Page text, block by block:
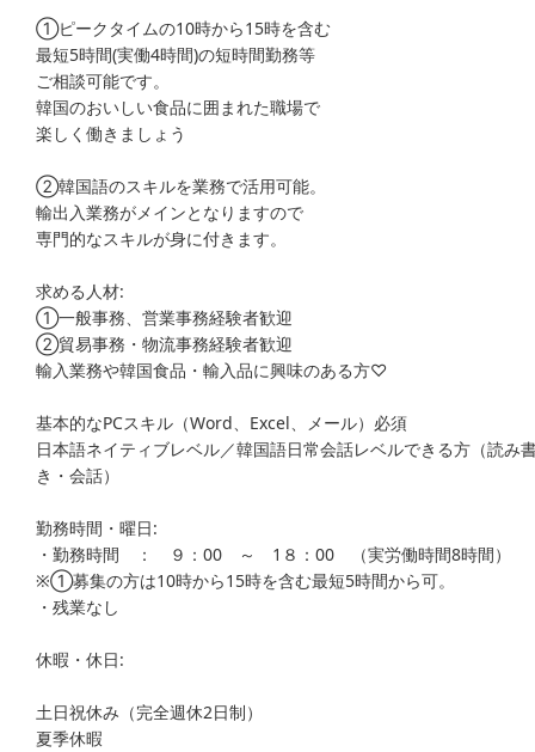
①ピークタイムの10時から15時を含む
最短5時間(実働4時間)の短時間勤務等
ご相談可能です。
韓国のおいしい食品に囲まれた職場で
楽しく働きましょう
②韓国語のスキルを業務で活用可能。
輸出入業務がメインとなりますので
専門的なスキルが身に付きます。
求める人材:
①一般事務、営業事務経験者歓迎
②貿易事務・物流事務経験者歓迎
輸入業務や韓国食品・輸入品に興味のある方♡
基本的なPCスキル（Word、Excel、メール）必須
日本語ネイティブレベル／韓国語日常会話レベルできる方（読み
き・会話）
勤務時間・曜日:
・勤務時間 ： ９：00 ～ 1８：00 （実労働時間8時間）
※①募集の方は10時から15時を含む最短5時間から可。
・残業なし
休暇・休日:
土日祝休み（完全週休2日制）
夏季休暇